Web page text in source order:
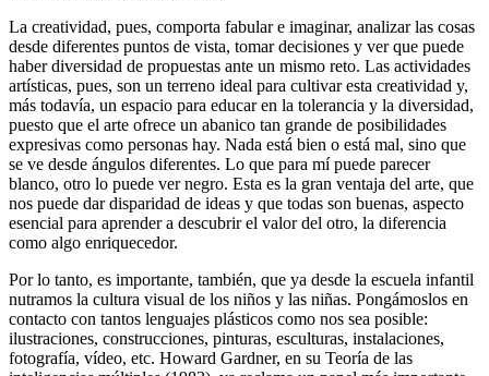
La creatividad, pues, comporta fabular e imaginar, analizar las cosas
desde diferentes puntos de vista, tomar decisiones y ver que puede
haber diversidad de propuestas ante un mismo reto. Las actividades
artísticas, pues, son un terreno ideal para cultivar esta creatividad y,
más todavía, un espacio para educar en la tolerancia y la diversidad,
puesto que el arte ofrece un abanico tan grande de posibilidades
expresivas como personas hay. Nada está bien o está mal, sino que
se ve desde ángulos diferentes. Lo que para mí puede parecer
blanco, otro lo puede ver negro. Esta es la gran ventaja del arte, que
nos puede dar disparidad de ideas y que todas son buenas, aspecto
esencial para aprender a descubrir el valor del otro, la diferencia
como algo enriquecedor.
Por lo tanto, es importante, también, que ya desde la escuela infantil
nutramos la cultura visual de los niños y las niñas. Pongámoslos en
contacto con tantos lenguajes plásticos como nos sea posible:
ilustraciones, construcciones, pinturas, esculturas, instalaciones,
fotografía, vídeo, etc. Howard Gardner, en su Teoría de las